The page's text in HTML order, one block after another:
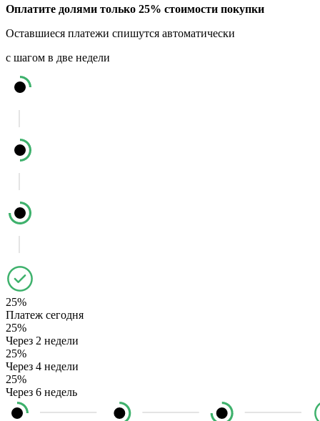
Оплатите долями только 25% стоимости покупки
Оставшиеся платежи спишутся автоматически
с шагом в две недели
25%
Платеж сегодня
25%
Через 2 недели
25%
Через 4 недели
25%
Через 6 недель